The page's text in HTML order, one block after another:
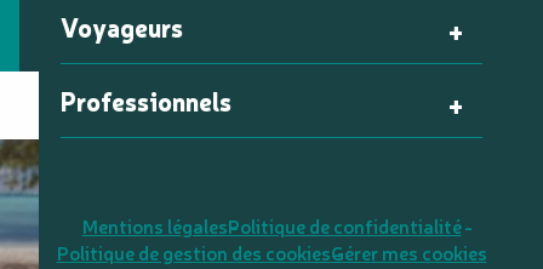
Voyageurs
Professionnels
Mentions légalesPolitique de confidentialité
Politique de gestion des cookiesGérer mes cookies